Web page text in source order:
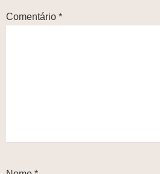
Comentário *